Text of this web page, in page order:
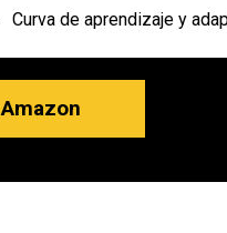
Curva de aprendizaje y